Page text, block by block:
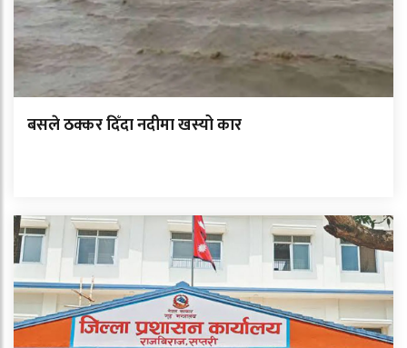
बसले ठक्कर दिँदा नदीमा खस्यो कार